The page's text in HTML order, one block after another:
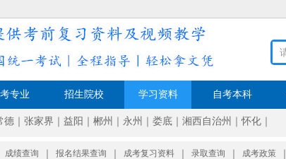
专业 招生院校 学习资料 自考本科
德 张家界 益阳 郴州 永州 娄底 湘西自治州 ｜怀化
成绩查询 报名结果查询 成考复习资料 录取查询 成考政策